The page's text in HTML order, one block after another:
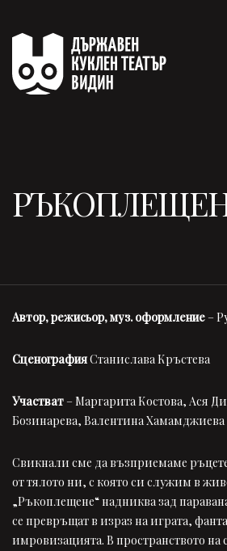
Автор, режисьор, муз. оформление –
СценографияСтанислава Кръстева
Участват – Маргарита Костова, Ася
Бозинарева, Валентина Хамамджиева
Свикнали сме да възприемаме
от тялото ни, с която си служим в
„Ръкоплещене“ надниква зад
се превръщат в израз на играта,
имровизацията. В пространството на